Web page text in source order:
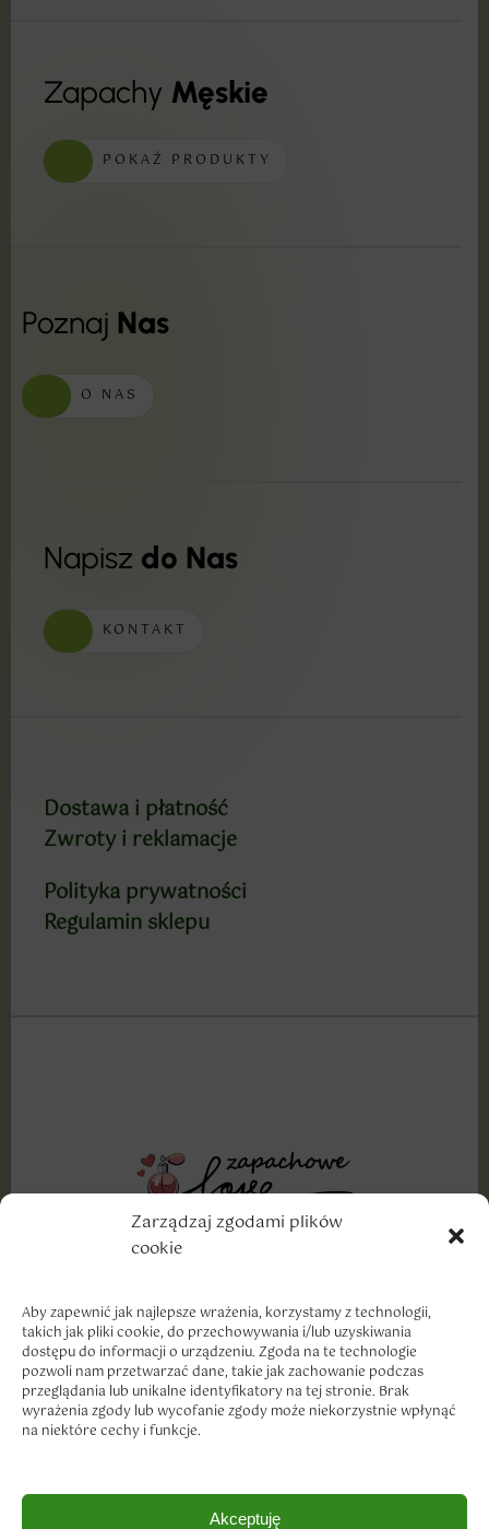
Zarządzaj zgodami plików
cookie
Aby zapewnić jak najlepsze wrażenia, korzystamy z technologii,
takich jak pliki cookie, do przechowywania i/lub uzyskiwania
dostępu do informacji o urządzeniu. Zgoda na te technologie
pozwoli nam przetwarzać dane, takie jak zachowanie podczas
przeglądania lub unikalne identyfikatory na tej stronie. Brak
wyrażenia zgody lub wycofanie zgody może niekorzystnie wpłynąć
na niektóre cechy i funkcje.
Akceptuję
Zapachy Męskie
POKAŻ PRODUKTY
Poznaj Nas
O NAS
Napisz do Nas
KONTAKT
Dostawa i płatność
Zwroty i reklamacje
Polityka prywatności
Regulamin sklepu
szacunkiem.
Dostawa i płatność